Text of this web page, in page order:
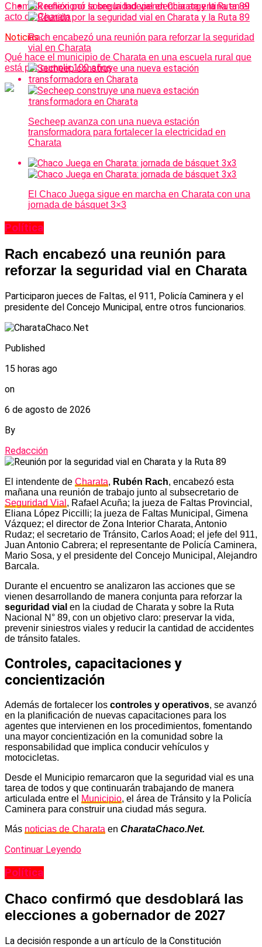
Chomiak reflexionó sobre la Independencia argentina en el
acto de Charata
Noticias
Qué hace el municipio de Charata en una escuela rural que
está por cumplir 100 años
Rach encabezó una reunión para reforzar la seguridad
vial en Charata
Secheep avanza con una nueva estación
transformadora para fortalecer la electricidad en
Charata
El Chaco Juega sigue en marcha en Charata con una
jornada de básquet 3×3
Política
Rach encabezó una reunión para
reforzar la seguridad vial en Charata
Participaron jueces de Faltas, el 911, Policía Caminera y el
presidente del Concejo Municipal, entre otros funcionarios.
Published
15 horas ago
on
6 de agosto de 2026
By
Redacción
El intendente de Charata, Rubén Rach, encabezó esta
mañana una reunión de trabajo junto al subsecretario de
Seguridad Vial , Rafael Acuña; la jueza de Faltas Provincial,
Eliana López Piccilli; la jueza de Faltas Municipal, Gimena
Vázquez; el director de Zona Interior Charata, Antonio
Rudaz; el secretario de Tránsito, Carlos Aoad; el jefe del 911,
Juan Antonio Cabrera; el representante de Policía Caminera,
Mario Sosa, y el presidente del Concejo Municipal, Alejandro
Barcala.
Durante el encuentro se analizaron las acciones que se
vienen desarrollando de manera conjunta para reforzar la
seguridad vial en la ciudad de Charata y sobre la Ruta
Nacional N° 89, con un objetivo claro: preservar la vida,
prevenir siniestros viales y reducir la cantidad de accidentes
de tránsito fatales.
Controles, capacitaciones y
concientización
Además de fortalecer los controles y operativos, se avanzó
en la planificación de nuevas capacitaciones para los
agentes que intervienen en los procedimientos, fomentando
una mayor concientización en la comunidad sobre la
responsabilidad que implica conducir vehículos y
motocicletas.
Desde el Municipio remarcaron que la seguridad vial es una
tarea de todos y que continuarán trabajando de manera
articulada entre el Municipio, el área de Tránsito y la Policía
Caminera para construir una ciudad más segura.
Más noticias de Charata en CharataChaco.Net.
Continuar Leyendo
Política
Chaco confirmó que desdoblará las
elecciones a gobernador de 2027
La decisión responde a un artículo de la Constitución